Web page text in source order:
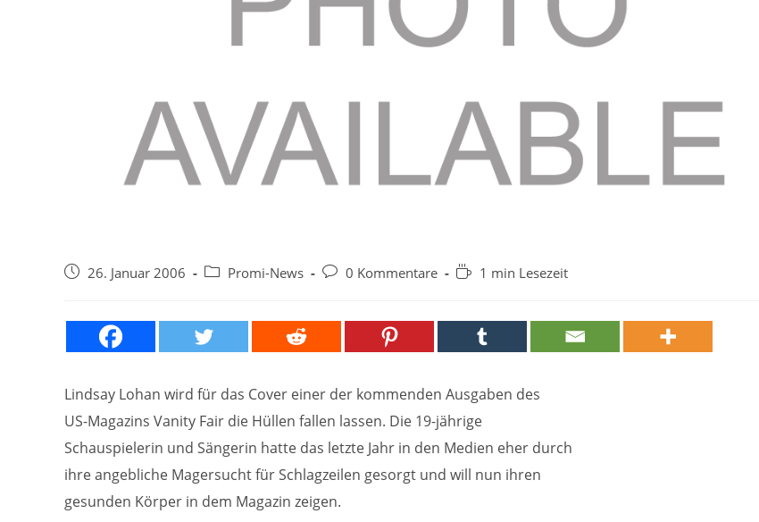
Beitrag26. Januar 2006
Beitrags-
Promi-News
Beitrags-
0 Kommentare Lesedauer:
1 min Lesezeit
Lindsay Lohan wird für das Cover einer der kommenden Ausgaben des
US-Magazins Vanity Fair die Hüllen fallen lassen. Die 19-jährige
Schauspielerin und Sängerin hatte das letzte Jahr in den Medien eher durch
ihre angebliche Magersucht für Schlagzeilen gesorgt und will nun ihren
gesunden Körper in dem Magazin zeigen.